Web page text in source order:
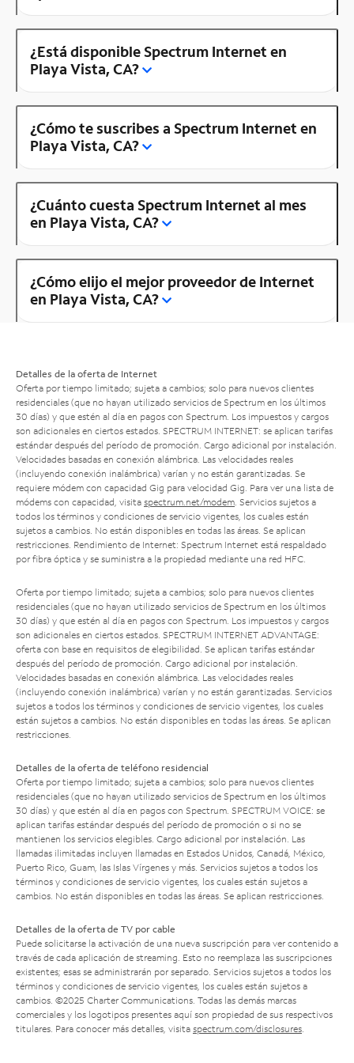
¿Está disponible Spectrum Internet en
Playa Vista, CA?
¿Cómo te suscribes a Spectrum Internet en
Playa Vista, CA?
¿Cuánto cuesta Spectrum Internet al mes
en Playa Vista, CA?
¿Cómo elijo el mejor proveedor de Internet
en Playa Vista, CA?
Detalles de la oferta de Internet
Oferta por tiempo limitado; sujeta a cambios; solo para nuevos clientes
residenciales (que no hayan utilizado servicios de Spectrum en los últimos
30 días) y que estén al día en pagos con Spectrum. Los impuestos y cargos
son adicionales en ciertos estados. SPECTRUM INTERNET: se aplican tarifas
estándar después del período de promoción. Cargo adicional por instalación.
Velocidades basadas en conexión alámbrica. Las velocidades reales
(incluyendo conexión inalámbrica) varían y no están garantizadas. Se
requiere módem con capacidad Gig para velocidad Gig. Para ver una lista de
módems con capacidad, visita spectrum.net/modem . Servicios sujetos a
todos los términos y condiciones de servicio vigentes, los cuales están
sujetos a cambios. No están disponibles en todas las áreas. Se aplican
restricciones. Rendimiento de Internet: Spectrum Internet está respaldado
por fibra óptica y se suministra a la propiedad mediante una red HFC.
Oferta por tiempo limitado; sujeta a cambios; solo para nuevos clientes
residenciales (que no hayan utilizado servicios de Spectrum en los últimos
30 días) y que estén al día en pagos con Spectrum. Los impuestos y cargos
son adicionales en ciertos estados. SPECTRUM INTERNET ADVANTAGE:
oferta con base en requisitos de elegibilidad. Se aplican tarifas estándar
después del período de promoción. Cargo adicional por instalación.
Velocidades basadas en conexión alámbrica. Las velocidades reales
(incluyendo conexión inalámbrica) varían y no están garantizadas. Servicios
sujetos a todos los términos y condiciones de servicio vigentes, los cuales
están sujetos a cambios. No están disponibles en todas las áreas. Se aplican
restricciones.
Detalles de la oferta de teléfono residencial
Oferta por tiempo limitado; sujeta a cambios; solo para nuevos clientes
residenciales (que no hayan utilizado servicios de Spectrum en los últimos
30 días) y que estén al día en pagos con Spectrum. SPECTRUM VOICE: se
aplican tarifas estándar después del período de promoción o si no se
mantienen los servicios elegibles. Cargo adicional por instalación. Las
llamadas ilimitadas incluyen llamadas en Estados Unidos, Canadá, México,
Puerto Rico, Guam, las Islas Vírgenes y más. Servicios sujetos a todos los
términos y condiciones de servicio vigentes, los cuales están sujetos a
cambios. No están disponibles en todas las áreas. Se aplican restricciones.
Detalles de la oferta de TV por cable
Puede solicitarse la activación de una nueva suscripción para ver contenido a
través de cada aplicación de streaming. Esto no reemplaza las suscripciones
existentes; esas se administrarán por separado. Servicios sujetos a todos los
términos y condiciones de servicio vigentes, los cuales están sujetos a
cambios. ©2025 Charter Communications. Todas las demás marcas
comerciales y los logotipos presentes aquí son propiedad de sus respectivos
titulares. Para conocer más detalles, visita spectrum.com/disclosures